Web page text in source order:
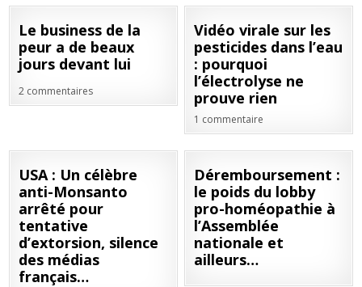
AOÛT
Le business de la
peur a de beaux
jours devant lui
2 commentaires
06
MAR
2020
Vidéo virale sur les
pesticides dans l’eau
: pourquoi
l’électrolyse ne
prouve rien
1 commentaire
USA : Un célèbre
anti-Monsanto
arrêté pour
tentative
d’extorsion, silence
des médias
français…
22
JUIL
2019
Déremboursement :
le poids du lobby
pro-homéopathie à
l’Assemblée
nationale et
ailleurs…